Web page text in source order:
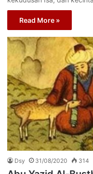
Read More »
Dsy 31/08/2020 314